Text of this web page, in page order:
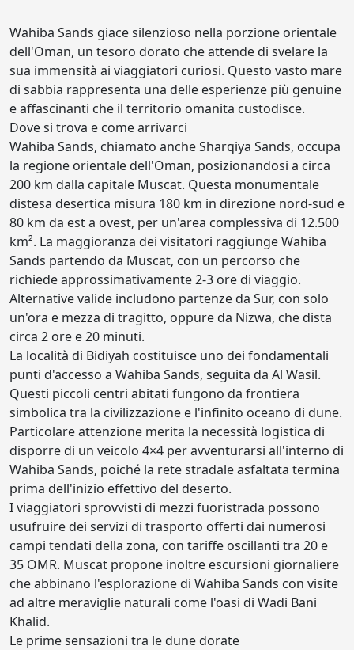
Wahiba Sands giace silenzioso nella porzione orientale
dell'Oman, un tesoro dorato che attende di svelare la
sua immensità ai viaggiatori curiosi. Questo vasto mare
di sabbia rappresenta una delle esperienze più genuine
e affascinanti che il territorio omanita custodisce.
Dove si trova e come arrivarci
Wahiba Sands, chiamato anche Sharqiya Sands, occupa
la regione orientale dell'Oman, posizionandosi a circa
200 km dalla capitale Muscat. Questa monumentale
distesa desertica misura 180 km in direzione nord-sud e
80 km da est a ovest, per un'area complessiva di 12.500
km². La maggioranza dei visitatori raggiunge Wahiba
Sands partendo da Muscat, con un percorso che
richiede approssimativamente 2-3 ore di viaggio.
Alternative valide includono partenze da Sur, con solo
un'ora e mezza di tragitto, oppure da Nizwa, che dista
circa 2 ore e 20 minuti.
La località di Bidiyah costituisce uno dei fondamentali
punti d'accesso a Wahiba Sands, seguita da Al Wasil.
Questi piccoli centri abitati fungono da frontiera
simbolica tra la civilizzazione e l'infinito oceano di dune.
Particolare attenzione merita la necessità logistica di
disporre di un veicolo 4×4 per avventurarsi all'interno di
Wahiba Sands, poiché la rete stradale asfaltata termina
prima dell'inizio effettivo del deserto.
I viaggiatori sprovvisti di mezzi fuoristrada possono
usufruire dei servizi di trasporto offerti dai numerosi
campi tendati della zona, con tariffe oscillanti tra 20 e
35 OMR. Muscat propone inoltre escursioni giornaliere
che abbinano l'esplorazione di Wahiba Sands con visite
ad altre meraviglie naturali come l'oasi di Wadi Bani
Khalid.
Le prime sensazioni tra le dune dorate